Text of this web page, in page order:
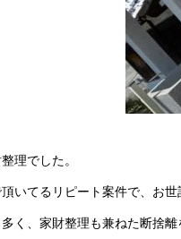
理でした。
いてるリピート案件で、お世
く、家財整理も兼ねた断捨離